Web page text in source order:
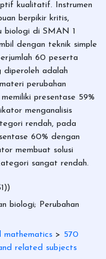
kualitatif. Instrumen
berpikir kritis,
biologi di SMAN 1
dengan teknik simple
60 peserta
adalah
perubahan
presentase 59%
menganalisis
rendah, pada
60% dengan
membuat solusi
sangat rendah.
biologi; Perubahan
mathematics > 570
related subjects